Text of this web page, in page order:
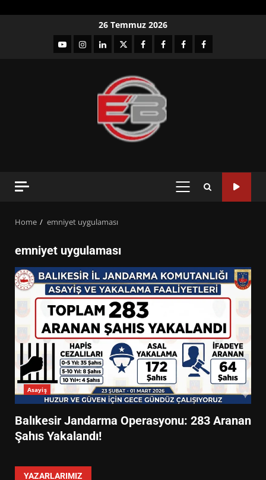
26 Temmuz 2026
YouTubeInstagram
LinkedIntwitterfacebook-Facebook-
Facebook-Facebook-
PRIMARY
Home emniyet uygulaması
emniyet uygulaması
Asayiş
Balıkesir Jandarma Operasyonu: 283 Aranan
Şahıs Yakalandı!
YAZARLARIMIZ